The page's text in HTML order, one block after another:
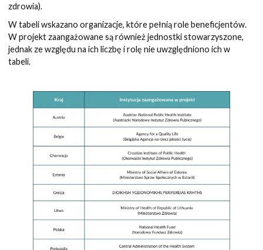
zdrowia).
W tabeli wskazano organizacje, które pełnią role beneficjentów.
W projekt zaangażowane są również jednostki stowarzyszone,
jednak ze względu na ich liczbę i rolę nie uwzględniono ich w
tabeli.